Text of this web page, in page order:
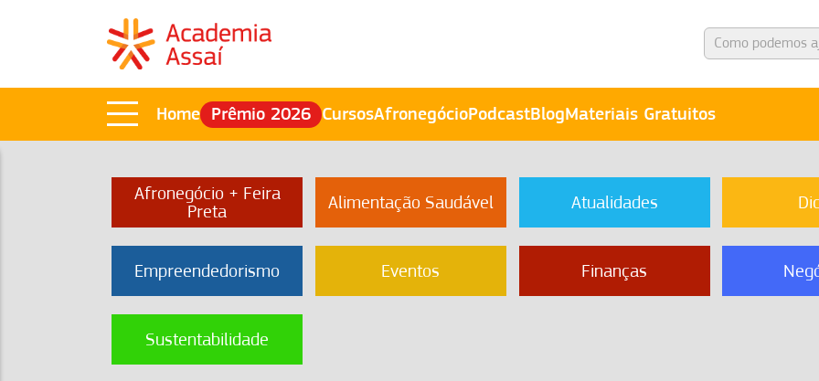
Home Prêmio 2026 CursosAfronegócioPodcastBlogMateriais Gratuitos
Afronegócio + Feira
Preta
Alimentação Saudável Atualidades
Empreendedorismo Eventos Finanças
Sustentabilidade